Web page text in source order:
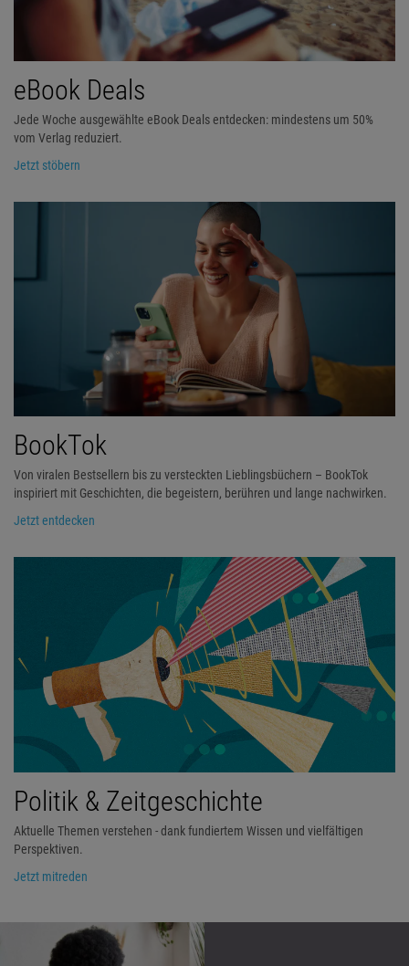
eBook Deals
Jede Woche ausgewählte eBook Deals entdecken: mindestens um 50%
vom Verlag reduziert.
Jetzt stöbern
BookTok
Von viralen Bestsellern bis zu versteckten Lieblingsbüchern – BookTok
inspiriert mit Geschichten, die begeistern, berühren und lange nachwirken.
Jetzt entdecken
Politik & Zeitgeschichte
Aktuelle Themen verstehen - dank fundiertem Wissen und vielfältigen
Perspektiven.
Jetzt mitreden